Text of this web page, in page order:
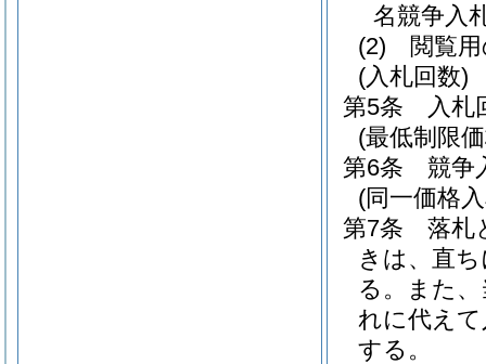
名競争入
(2)
閲覧
(入札回数)
第5条
入札
(最低制限
第6条
競争
(同一価格
第7条
落札
きは、直
る。
また
れに代え
する。